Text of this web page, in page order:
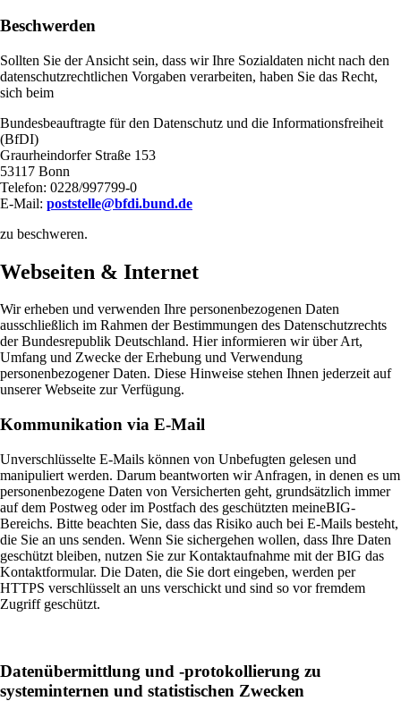
Beschwerden
Sollten Sie der Ansicht sein, dass wir Ihre Sozialdaten nicht nach den
datenschutzrechtlichen Vorgaben verarbeiten, haben Sie das Recht,
sich beim
Bundesbeauftragte für den Datenschutz und die Informationsfreiheit
(BfDI)
Graurheindorfer Straße 153
53117 Bonn
Telefon: 0228/997799-0
E-Mail: poststelle@bfdi.bund.de
zu beschweren.
Webseiten & Internet
Wir erheben und verwenden Ihre personenbezogenen Daten
ausschließlich im Rahmen der Bestimmungen des Datenschutzrechts
der Bundesrepublik Deutschland. Hier informieren wir über Art,
Umfang und Zwecke der Erhebung und Verwendung
personenbezogener Daten. Diese Hinweise stehen Ihnen jederzeit auf
unserer Webseite zur Verfügung.
Kommunikation via E-Mail
Unverschlüsselte E-Mails können von Unbefugten gelesen und
manipuliert werden. Darum beantworten wir Anfragen, in denen es um
personenbezogene Daten von Versicherten geht, grundsätzlich immer
auf dem Postweg oder im Postfach des geschützten meineBIG-
Bereichs. Bitte beachten Sie, dass das Risiko auch bei E-Mails besteht,
die Sie an uns senden. Wenn Sie sichergehen wollen, dass Ihre Daten
geschützt bleiben, nutzen Sie zur Kontaktaufnahme mit der BIG das
Kontaktformular. Die Daten, die Sie dort eingeben, werden per
HTTPS verschlüsselt an uns verschickt und sind so vor fremdem
Zugriff geschützt.
Datenübermittlung und -protokollierung zu
systeminternen und statistischen Zwecken